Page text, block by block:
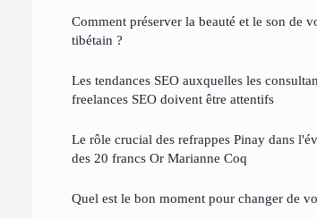
Comment préserver la beauté et le son de
tibétain ?
Les tendances SEO auxquelles les
freelances SEO doivent être attentifs
Le rôle crucial des refrappes Pinay dans
des 20 francs Or Marianne Coq
Quel est le bon moment pour changer de